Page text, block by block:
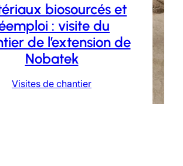
biosourcés et
: visite du
de l’extension de
Nobatek
Visites de chantier